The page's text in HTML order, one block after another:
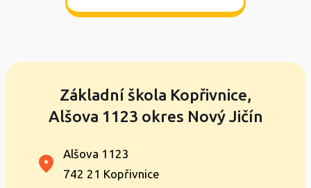
Základní škola Kopřivnice,
Alšova 1123 okres Nový Jičín
Alšova 1123
742 21 Kopřivnice